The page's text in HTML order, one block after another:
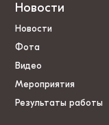
Новости
Новости
Фота
Видео
Мероприятия
Результаты работы